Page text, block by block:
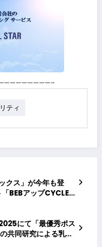
ティ
クス」が今年も登
BEBアップCYCLE
にて「最優秀ポス
共同研究による乳製